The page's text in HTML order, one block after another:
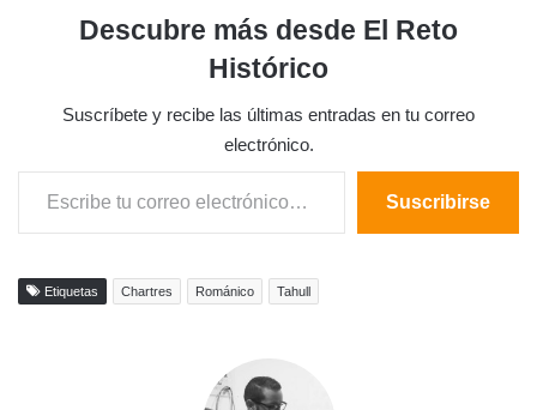
Descubre más desde El Reto
Histórico
Suscríbete y recibe las últimas entradas en tu correo
electrónico.
Escribe tu correo electrónico…
Suscribirse
Etiquetas Chartres Románico Tahull